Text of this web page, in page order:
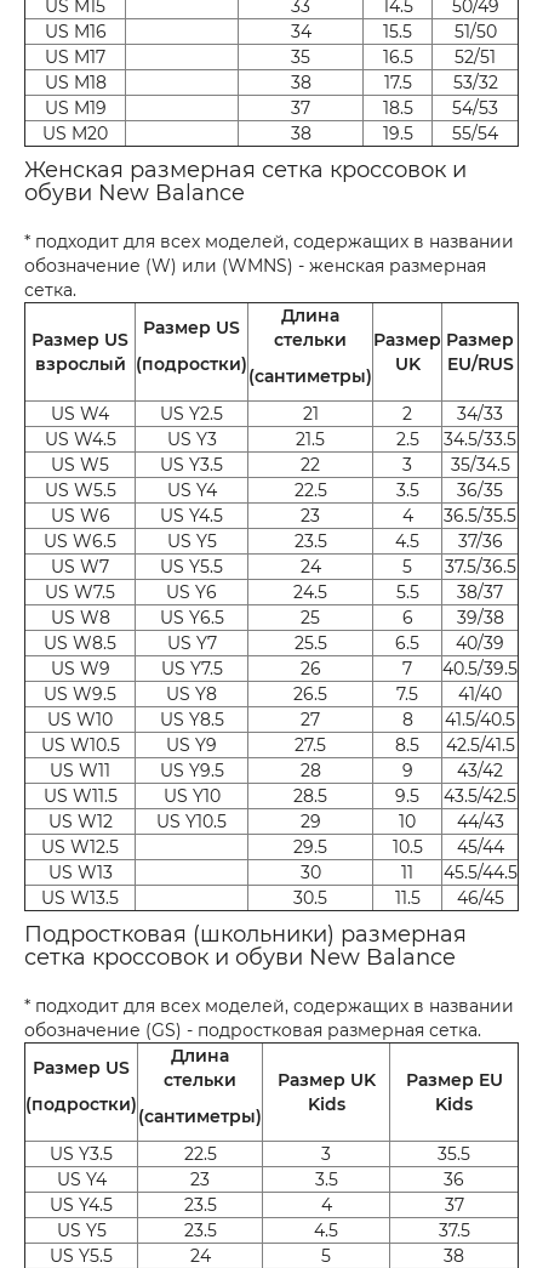
US M15 33 14.5
50/49
US M16
34 15.5
51/50
US M17
35 16.5
52/51
US M18
38 17.5
53/32
US M19
37 18.5
54/53
US M20
38 19.5 55/54
Женская размерная сетка кроссовок и
обуви New Balance
* подходит для всех моделей, содержащих в названии
обозначение (W) или (WMNS) - женская размерная
сетка.
Размер US
взрослый
Размер US
(подростки)
Длина
стельки
(сантиметры)
Размер
UK
Размер
EU/RUS
US W4 US Y2.5 21 2
34/33
US W4.5
US Y3 21.5 2.5
34.5/33.5
US W5
US Y3.5 22 3
35/34.5
US W5.5
US Y4 22.5 3.5
36/35
US W6
US Y4.5 23 4
36.5/35.5
US W6.5
US Y5 23.5 4.5
37/36
US W7
US Y5.5 24 5
37.5/36.5
US W7.5
US Y6 24.5 5.5
38/37
US W8
US Y6.5 25 6
39/38
US W8.5
US Y7 25.5 6.5
40/39
US W9
US Y7.5 26 7
40.5/39.5
US W9.5
US Y8 26.5 7.5
41/40
US W10
US Y8.5 27 8
41.5/40.5
US W10.5
US Y9 27.5 8.5
42.5/41.5
US W11
US Y9.5 28 9
43/42
US W11.5
US Y10 28.5 9.5
43.5/42.5
US W12
US Y10.5 29 10
44/43
US W12.5
29.5 10.5
45/44
US W13
30 11
45.5/44.5
US W13.5
30.5 11.5 46/45
Подростковая (школьники) размерная
сетка кроссовок и обуви New Balance
* подходит для всех моделей, содержащих в названии
обозначение (GS) - подростковая размерная сетка.
Размер US
(подростки)
Длина
стельки
(сантиметры)
Размер UK
Kids
Размер EU
Kids
US Y3.5 22.5 3
35.5
US Y4
23 3.5
36
US Y4.5
23.5 4
37
US Y5
23.5 4.5
37.5
US Y5.5
24 5
38